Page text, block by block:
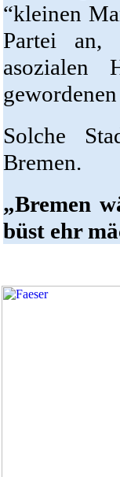
“kleinen
Partei an,
Solche
Bremen.
„Bremen
büst ehr